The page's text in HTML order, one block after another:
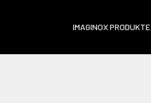
IMAGINOX PRODUKTE